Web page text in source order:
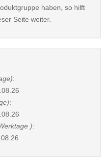
haben, so hilft
Seite weiter.
:
:
):